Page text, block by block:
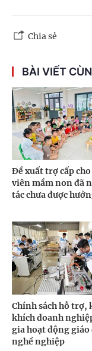
Chia sẻ
BÀI VIẾT
Đề xuất trợ cấp
viên mầm non đã
tác chưa được
Chính sách hỗ trợ,
khích doanh
gia hoạt động giáo
nghề nghiệp